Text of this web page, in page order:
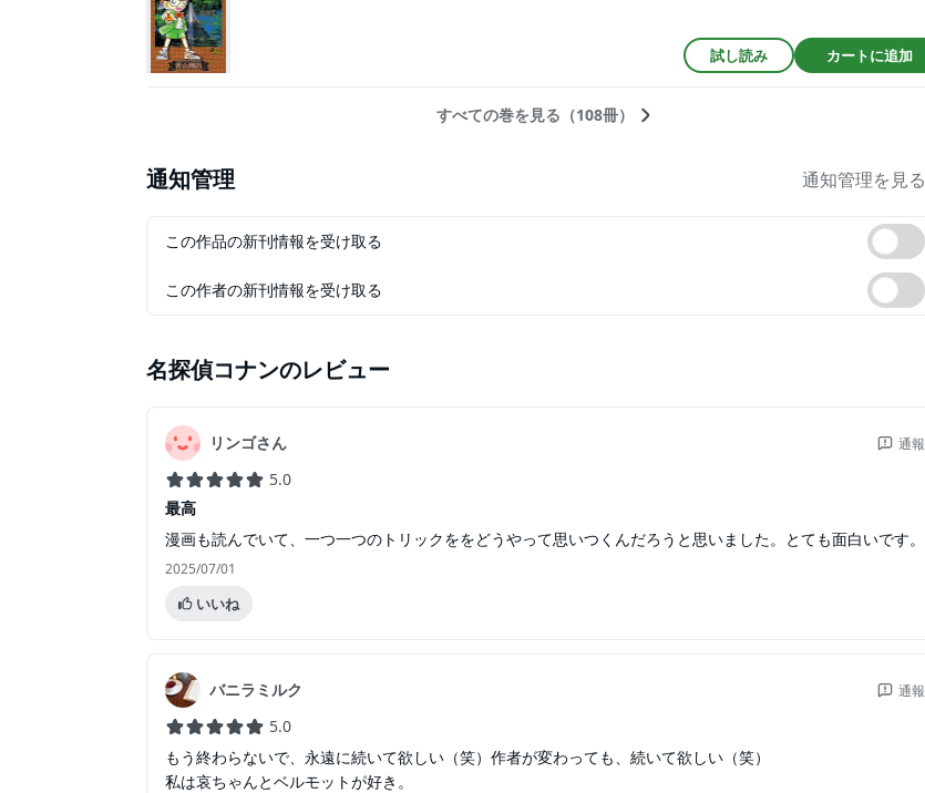
試し読み カートに追加
すべての巻を見る（108冊）
通知管理 通知管理を見る
この作品の新刊情報を受け取る
この作者の新刊情報を受け取る
名探偵コナンのレビュー
リンゴさん 通報
5.0
最高
漫画も読んでいて、一つ一つのトリックををどうやって思いつくんだろうと思いました。とても面白いです。
2025/07/01
いいね
バニラミルク 通報
5.0
もう終わらないで、永遠に続いて欲しい（笑）作者が変わっても、続いて欲しい（笑）
私は哀ちゃんとベルモットが好き。